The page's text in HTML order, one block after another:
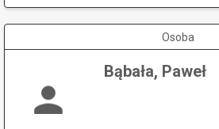
Osoba
Bąbała, Paweł